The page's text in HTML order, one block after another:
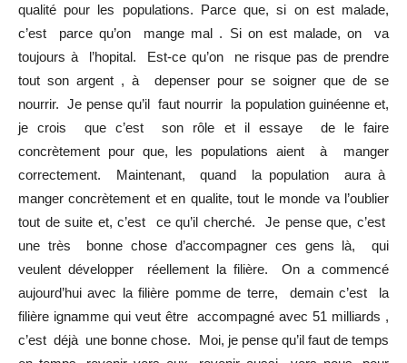
qualité pour les populations. Parce que, si on est malade,
c’est parce qu’on mange mal . Si on est malade, on va
toujours à l’hopital. Est-ce qu’on ne risque pas de prendre
tout son argent , à depenser pour se soigner que de se
nourrir. Je pense qu’il faut nourrir la population guinéenne et,
je crois que c’est son rôle et il essaye de le faire
concrètement pour que, les populations aient à manger
correctement. Maintenant, quand la population aura à
manger concrètement et en qualite, tout le monde va l’oublier
tout de suite et, c’est ce qu’il cherché. Je pense que, c’est
une très bonne chose d’accompagner ces gens là, qui
veulent développer réellement la filière. On a commencé
aujourd’hui avec la filière pomme de terre, demain c’est la
filière ignamme qui veut être accompagné avec 51 milliards ,
c’est déjà une bonne chose. Moi, je pense qu’il faut de temps